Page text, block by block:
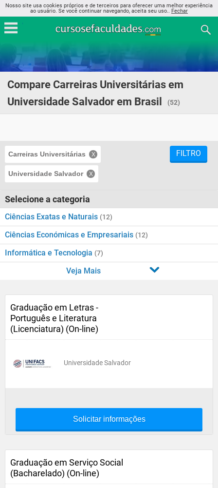
Nosso site usa cookies próprios e de terceiros para oferecer uma melhor experiência
ao usuário. Se você continuar navegando, aceita seu uso.. Fechar
Compare Carreiras Universitárias em
Universidade Salvador em Brasil
(52)
Carreiras Universitárias
Universidade Salvador
FILTRO
Selecione a categoria
Ciências Exatas e Naturais (12)
Ciências Económicas e Empresariais (12)
Informática e Tecnologia (7)
Veja Mais
Graduação em Letras -
Português e Literatura
(Licenciatura) (On-line)
Universidade Salvador
Solicitar informações
Graduação em Serviço Social
(Bacharelado) (On-line)